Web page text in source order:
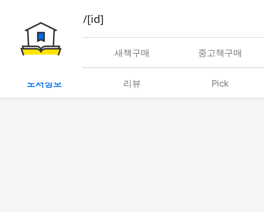
book/rent/[id]
대여 새책구매 중고책구매
도서정보 리뷰 Pick